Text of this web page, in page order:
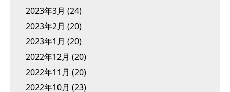
2023年3月 (24)
2023年2月 (20)
2023年1月 (20)
2022年12月 (20)
2022年11月 (20)
2022年10月 (23)